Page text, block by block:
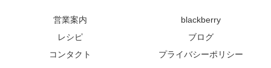
営業案内
blackberry
レシピ
ブログ
コンタクト
プライバシーポリシー